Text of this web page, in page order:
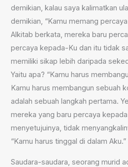
demikian, kalau saya kalimatkan
demikian, “Kamu memang
Alkitab berkata, mereka baru
percaya kepada-Ku dan itu tidak
memiliki sikap lebih daripada
Yaitu apa? “Kamu harus
Kamu harus membangun sebuah
adalah sebuah langkah pertama.
mereka yang baru percaya
menyetujuinya, tidak
“Kamu harus tinggal di dalam Aku.”
Saudara-saudara, seorang murid